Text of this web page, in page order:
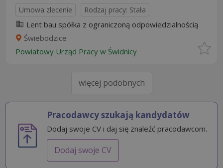
Umowa zlecenie Rodzaj pracy: Stała
Lent bau spółka z ograniczoną odpowiedzialnością
Świebodzice
Powiatowy Urząd Pracy w Świdnicy
więcej podobnych
Pracodawcy szukają kandydatów
Dodaj swoje CV i daj się znaleźć pracodawcom.
Dodaj swoje CV